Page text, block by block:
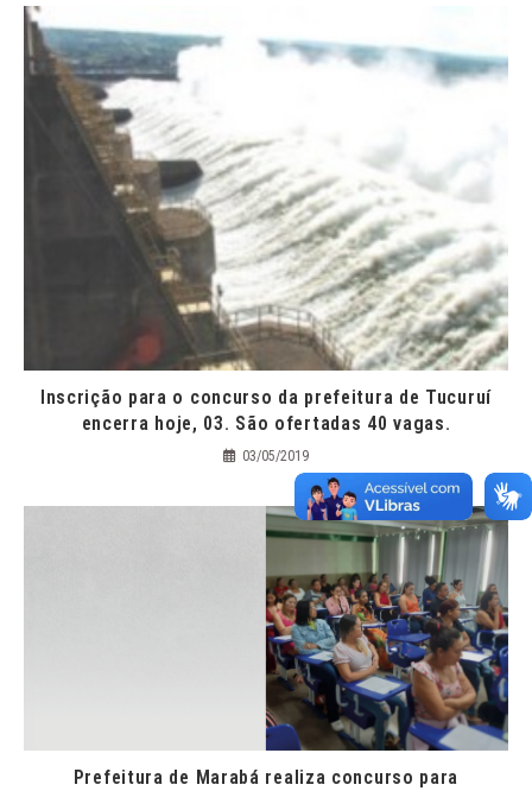
Inscrição para o concurso da prefeitura de Tucuruí
encerra hoje, 03. São ofertadas 40 vagas.
03/05/2019
Prefeitura de Marabá realiza concurso para